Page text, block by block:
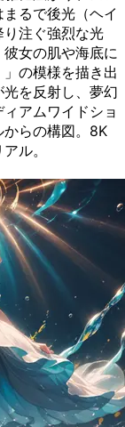
るで後光（ヘイ
り注ぐ強烈な光
彼女の肌や海底に
の模様を描き出
を反射し、夢幻
アムワイドショ
らの構図。8K
ル。